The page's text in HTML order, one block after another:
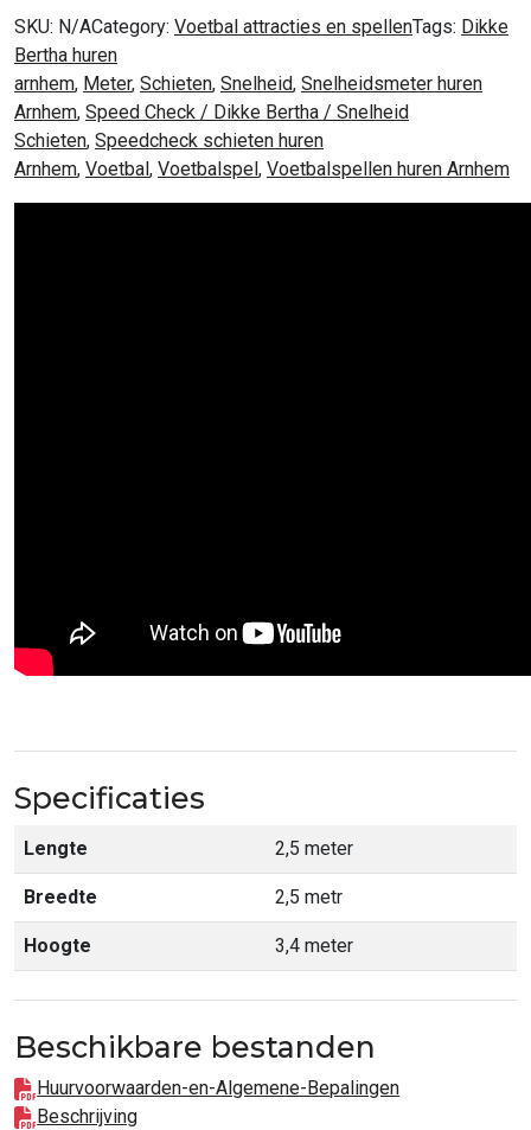
SKU: N/ACategory: Voetbal attracties en spellenTags: Dikke
Bertha huren
arnhem, Meter, Schieten, Snelheid, Snelheidsmeter huren
Arnhem, Speed Check / Dikke Bertha / Snelheid
Schieten, Speedcheck schieten huren
Arnhem, Voetbal , Voetbalspel , Voetbalspellen huren Arnhem
Specificaties
Lengte 2,5 meter
Breedte 2,5 metr
Hoogte 3,4 meter
Beschikbare bestanden
Huurvoorwaarden-en-Algemene-Bepalingen
Beschrijving